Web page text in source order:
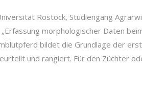
Rostock, Studiengang
morphologischer Daten
bildet die Grundlage der
und rangiert. Für den Züchter